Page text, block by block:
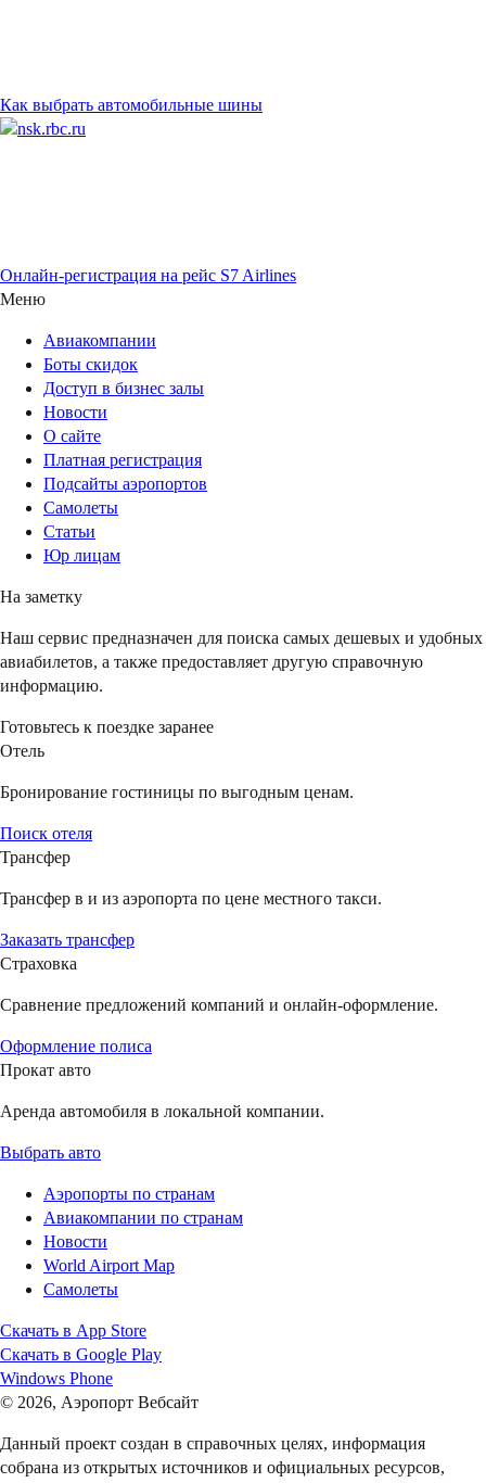
Как выбрать автомобильные шины
Онлайн-регистрация на рейс S7 Airlines
Меню
Авиакомпании
Боты скидок
Доступ в бизнес залы
Новости
О сайте
Платная регистрация
Подсайты аэропортов
Самолеты
Статьи
Юр лицам
На заметку
Наш сервис предназначен для поиска самых дешевых и удобных
авиабилетов, а также предоставляет другую справочную
информацию.
Готовьтесь к поездке заранее
Отель
Бронирование гостиницы по выгодным ценам.
Поиск отеля
Трансфер
Трансфер в и из аэропорта по цене местного такси.
Заказать трансфер
Страховка
Сравнение предложений компаний и онлайн-оформление.
Оформление полиса
Прокат авто
Аренда автомобиля в локальной компании.
Выбрать авто
Аэропорты по странам
Авиакомпании по странам
Новости
World Airport Map
Самолеты
Скачать в App Store
Скачать в Google Play
Windows Phone
© 2026, Аэропорт Вебсайт
Данный проект создан в справочных целях, информация
собрана из открытых источников и официальных ресурсов,